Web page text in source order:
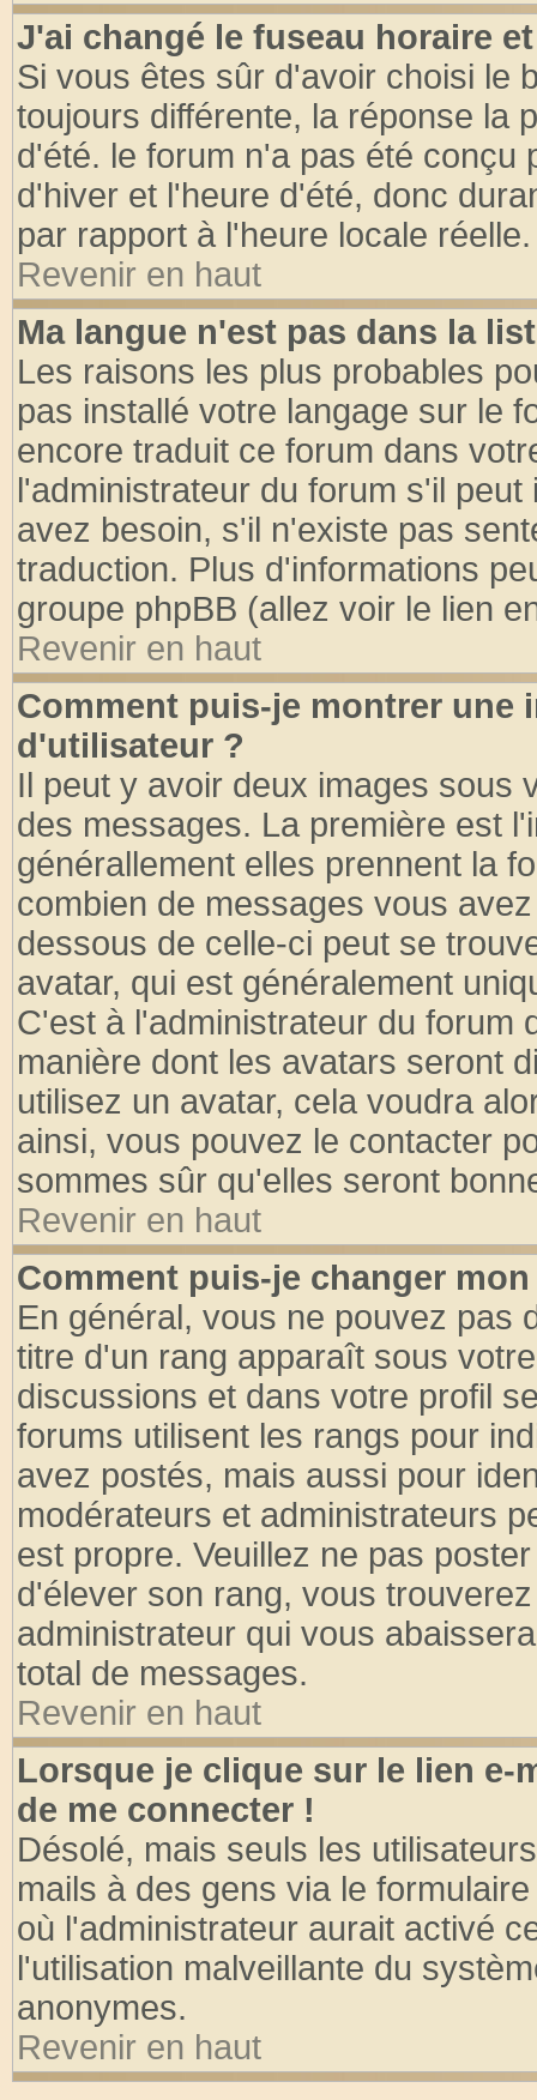
J'ai changé le fuseau horaire
Si vous êtes sûr d'avoir choisi le
toujours différente, la réponse la
d'été. le forum n'a pas été conçu
d'hiver et l'heure d'été, donc
par rapport à l'heure locale réelle.
Revenir en haut
Ma langue n'est pas dans la
Les raisons les plus probables
pas installé votre langage sur le
encore traduit ce forum dans
l'administrateur du forum s'il
avez besoin, s'il n'existe pas
traduction. Plus d'informations
groupe phpBB (allez voir le lien
Revenir en haut
Comment puis-je montrer une
d'utilisateur ?
Il peut y avoir deux images sous
des messages. La première est
générallement elles prennent la
combien de messages vous
dessous de celle-ci peut se
avatar, qui est généralement
C'est à l'administrateur du forum
manière dont les avatars seront
utilisez un avatar, cela voudra
ainsi, vous pouvez le contacter
sommes sûr qu'elles seront
Revenir en haut
Comment puis-je changer
En général, vous ne pouvez pas
titre d'un rang apparaît sous
discussions et dans votre profil
forums utilisent les rangs pour
avez postés, mais aussi pour
modérateurs et administrateurs
est propre. Veuillez ne pas
d'élever son rang, vous
administrateur qui vous
total de messages.
Revenir en haut
Lorsque je clique sur le lien e-
de me connecter !
Désolé, mais seuls les
mails à des gens via le
où l'administrateur aurait activé
l'utilisation malveillante du
anonymes.
Revenir en haut